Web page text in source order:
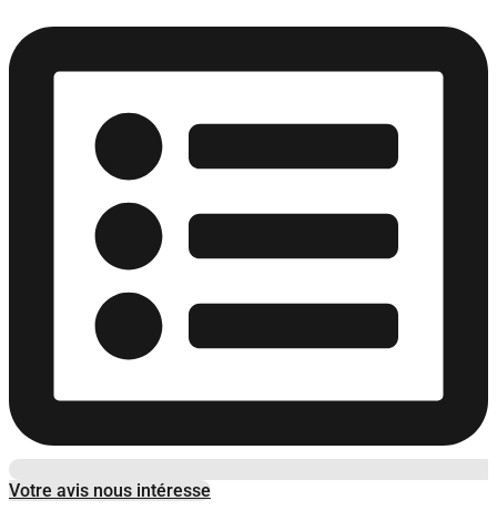
Votre avis nous intéresse